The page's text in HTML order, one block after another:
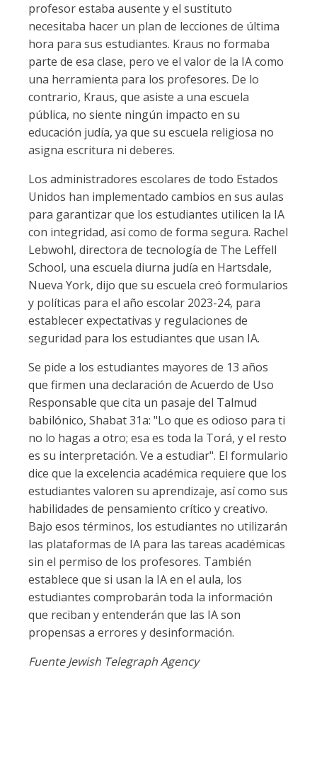
profesor estaba ausente y el sustituto
necesitaba hacer un plan de lecciones de última
hora para sus estudiantes. Kraus no formaba
parte de esa clase, pero ve el valor de la IA como
una herramienta para los profesores. De lo
contrario, Kraus, que asiste a una escuela
pública, no siente ningún impacto en su
educación judía, ya que su escuela religiosa no
asigna escritura ni deberes.
Los administradores escolares de todo Estados
Unidos han implementado cambios en sus aulas
para garantizar que los estudiantes utilicen la IA
con integridad, así como de forma segura. Rachel
Lebwohl, directora de tecnología de The Leffell
School, una escuela diurna judía en Hartsdale,
Nueva York, dijo que su escuela creó formularios
y políticas para el año escolar 2023-24, para
establecer expectativas y regulaciones de
seguridad para los estudiantes que usan IA.
Se pide a los estudiantes mayores de 13 años
que firmen una declaración de Acuerdo de Uso
Responsable que cita un pasaje del Talmud
babilónico, Shabat 31a: "Lo que es odioso para ti
no lo hagas a otro; esa es toda la Torá, y el resto
es su interpretación. Ve a estudiar". El formulario
dice que la excelencia académica requiere que los
estudiantes valoren su aprendizaje, así como sus
habilidades de pensamiento crítico y creativo.
Bajo esos términos, los estudiantes no utilizarán
las plataformas de IA para las tareas académicas
sin el permiso de los profesores. También
establece que si usan la IA en el aula, los
estudiantes comprobarán toda la información
que reciban y entenderán que las IA son
propensas a errores y desinformación.
Fuente Jewish Telegraph Agency